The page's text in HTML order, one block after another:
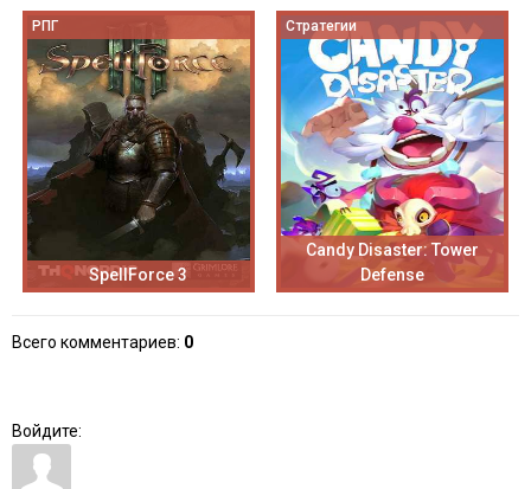
РПГ
SpellForce 3
Стратегии
Candy Disaster: Tower
Defense
Всего комментариев: 0
Войдите: